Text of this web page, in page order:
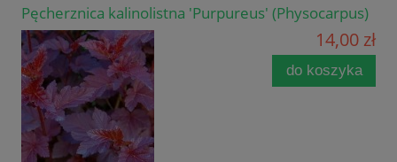
Pęcherznica kalinolistna 'Purpureus' (Physocarpus)
14,00 zł
do koszyka